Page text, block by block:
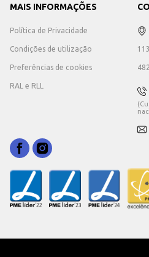
MAIS INFORMAÇÕES
Política de Privacidade
Condições de utilização
Preferências de cookies
RAL e RLL
113